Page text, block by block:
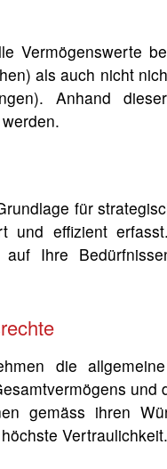
Vermögenswerte
als auch nicht
Anhand
für
und effizient
Ihre
die
und
gemäss ihren
Vertraulichkeit.